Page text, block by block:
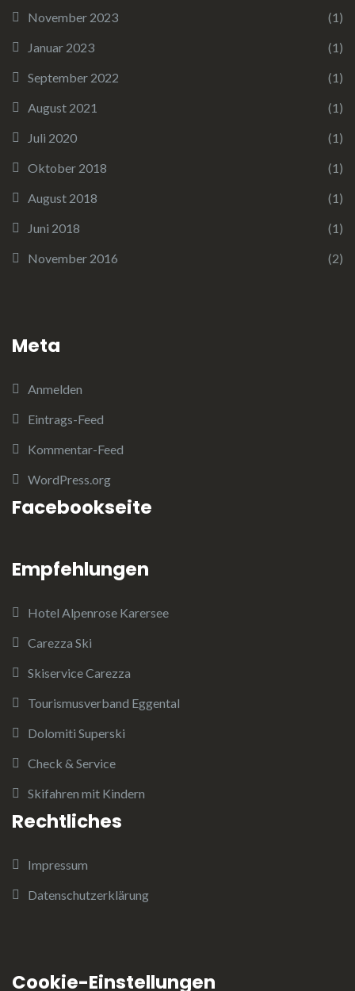
November 2023
(1)
Januar 2023
(1)
September 2022
(1)
August 2021
(1)
Juli 2020
(1)
Oktober 2018
(1)
August 2018
(1)
Juni 2018
(1)
November 2016
(2)
Meta
Anmelden
Eintrags-Feed
Kommentar-Feed
WordPress.org
Facebookseite
Empfehlungen
Hotel Alpenrose Karersee
Carezza Ski
Skiservice Carezza
Tourismusverband Eggental
Dolomiti Superski
Check & Service
Skifahren mit Kindern
Rechtliches
Impressum
Datenschutzerklärung
Cookie-Einstellungen